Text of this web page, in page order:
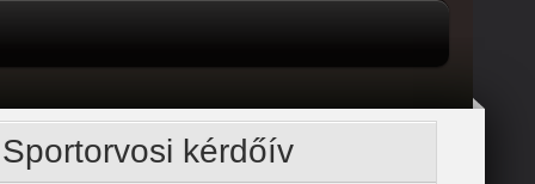
Sportorvosi kérdőív